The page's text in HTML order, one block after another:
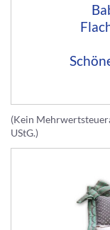
(Kein
UStG.)